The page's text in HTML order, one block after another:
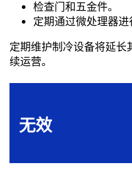
检查门和五金件。
定期通过微处理器进
定期维护制冷设备将延长
续运营。
无效